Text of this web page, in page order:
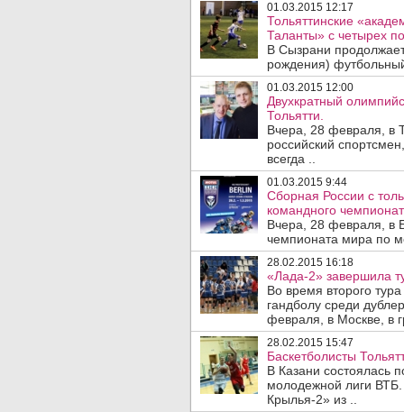
01.03.2015 12:17
Тольяттинские
Таланты» с четырех
В Сызрани
рождения)
01.03.2015 12:00
Двухкратный
Тольятти.
Вчера, 28 февраля, в
российский
всегда ..
01.03.2015 9:44
Сборная России с
командного
Вчера, 28 февраля, в
чемпионата мира по
28.02.2015 16:18
«Лада-2» завершила
Во время второго
гандболу среди
февраля, в Москве, в
28.02.2015 15:47
Баскетболисты
В Казани состоялась
молодежной лиги
Крылья-2» из ..